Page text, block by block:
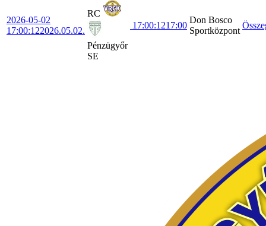
2026-05-02
17:00:122026.05.02.
RC
Pénzügyőr
SE
17:00:1217:00
Don Bosco
Sportközpont